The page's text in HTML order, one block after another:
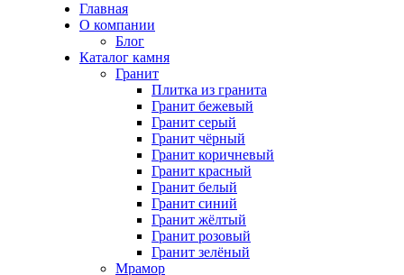
Главная
О компании
Блог
Каталог камня
Гранит
Плитка из гранита
Гранит бежевый
Гранит серый
Гранит чёрный
Гранит коричневый
Гранит красный
Гранит белый
Гранит синий
Гранит жёлтый
Гранит розовый
Гранит зелёный
Мрамор